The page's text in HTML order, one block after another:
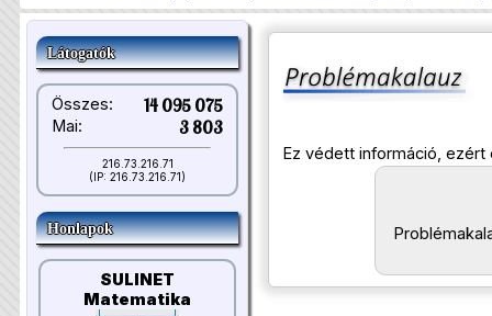
Látogatók
Összes: 14 095 075
Mai: 3 803
216.73.216.71
(IP: 216.73.216.71)
Honlapok
SULINET
Matematika
Ez védett információ,